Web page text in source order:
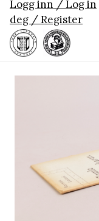
Logg inn / Log in
deg / Register